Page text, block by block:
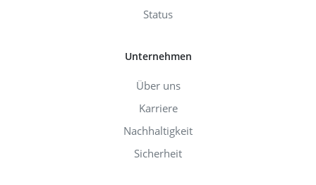
Status
Unternehmen
Über uns
Karriere
Nachhaltigkeit
Sicherheit